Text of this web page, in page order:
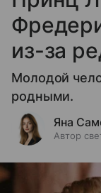
из-за
Молодой
родными.
Яна
Автор